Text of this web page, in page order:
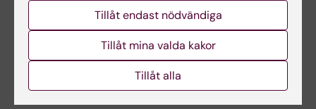
Arbetsformer
Individuellt arbete med datainsamling under
Tillåt endast nödvändiga
Tillåt mina valda kakor
Tillåt alla